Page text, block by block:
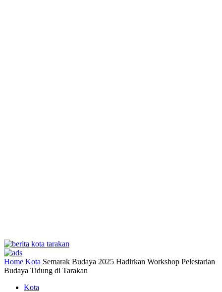
Home Kota Semarak Budaya 2025 Hadirkan Workshop Pelestarian
Budaya Tidung di Tarakan
Kota